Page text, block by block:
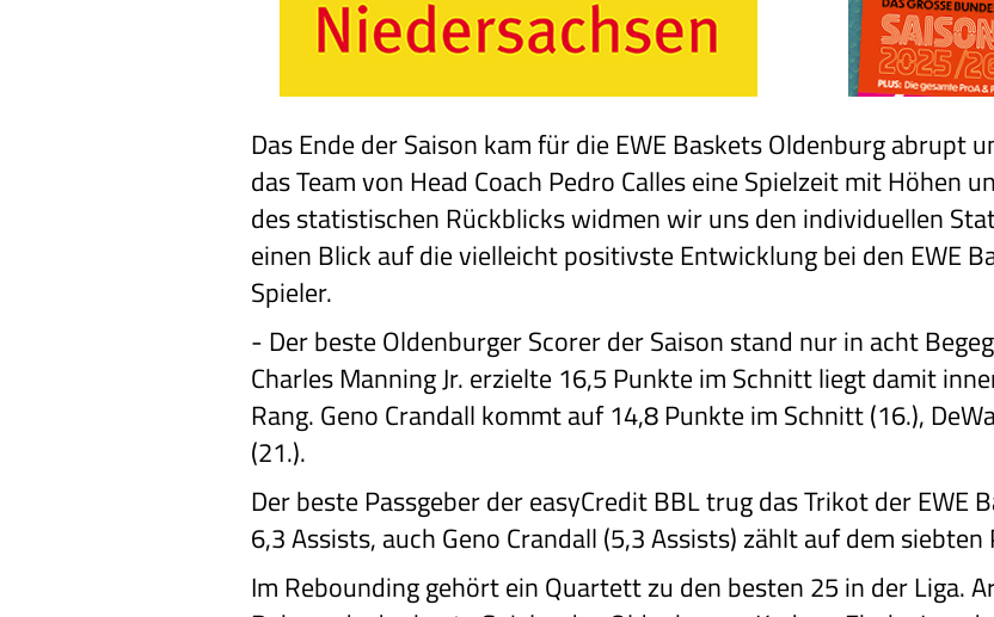
Das Ende der Saison kam für die EWE Baskets Oldenburg abrupt
das Team von Head Coach Pedro Calles eine Spielzeit mit Höhen
des statistischen Rückblicks widmen wir uns den individuellen
einen Blick auf die vielleicht positivste Entwicklung bei den EWE
Spieler.
- Der beste Oldenburger Scorer der Saison stand nur in acht
Charles Manning Jr. erzielte 16,5 Punkte im Schnitt liegt damit
Rang. Geno Crandall kommt auf 14,8 Punkte im Schnitt (16.),
(21.).
Der beste Passgeber der easyCredit BBL trug das Trikot der EWE
6,3 Assists, auch Geno Crandall (5,3 Assists) zählt auf dem
Im Rebounding gehört ein Quartett zu den besten 25 in der Liga.